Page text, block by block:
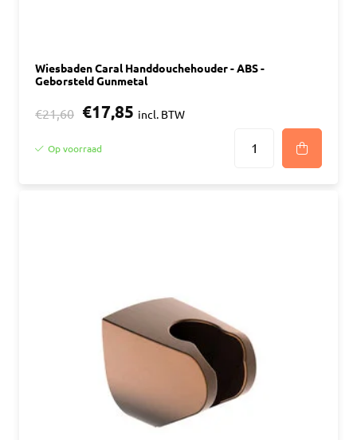
Wiesbaden Caral Handdouchehouder - ABS -
Geborsteld Gunmetal
€21,60 €17,85 incl. BTW
Op voorraad